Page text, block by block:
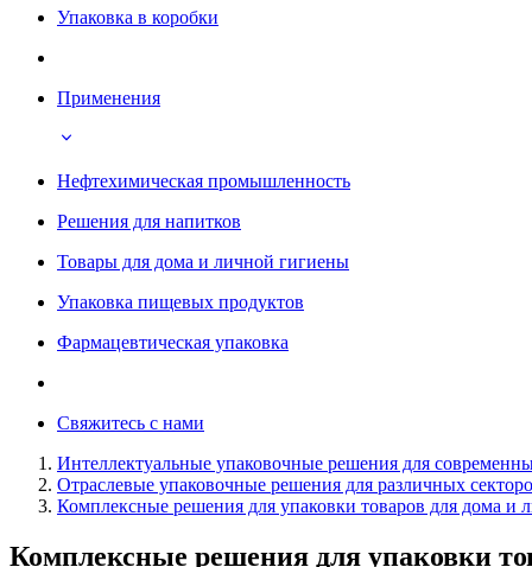
Упаковка в коробки
Применения
Нефтехимическая промышленность
Решения для напитков
Товары для дома и личной гигиены
Упаковка пищевых продуктов
Фармацевтическая упаковка
Свяжитесь с нами
Интеллектуальные упаковочные решения для
Отраслевые упаковочные решения для различных
Комплексные решения для упаковки товаров для дома и
Комплексные решения для упаковки